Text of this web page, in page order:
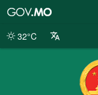
da
32°C